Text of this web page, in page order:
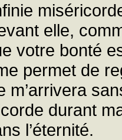
elle,
votre bonté
permet de
m’arrivera
durant
l’éternité.